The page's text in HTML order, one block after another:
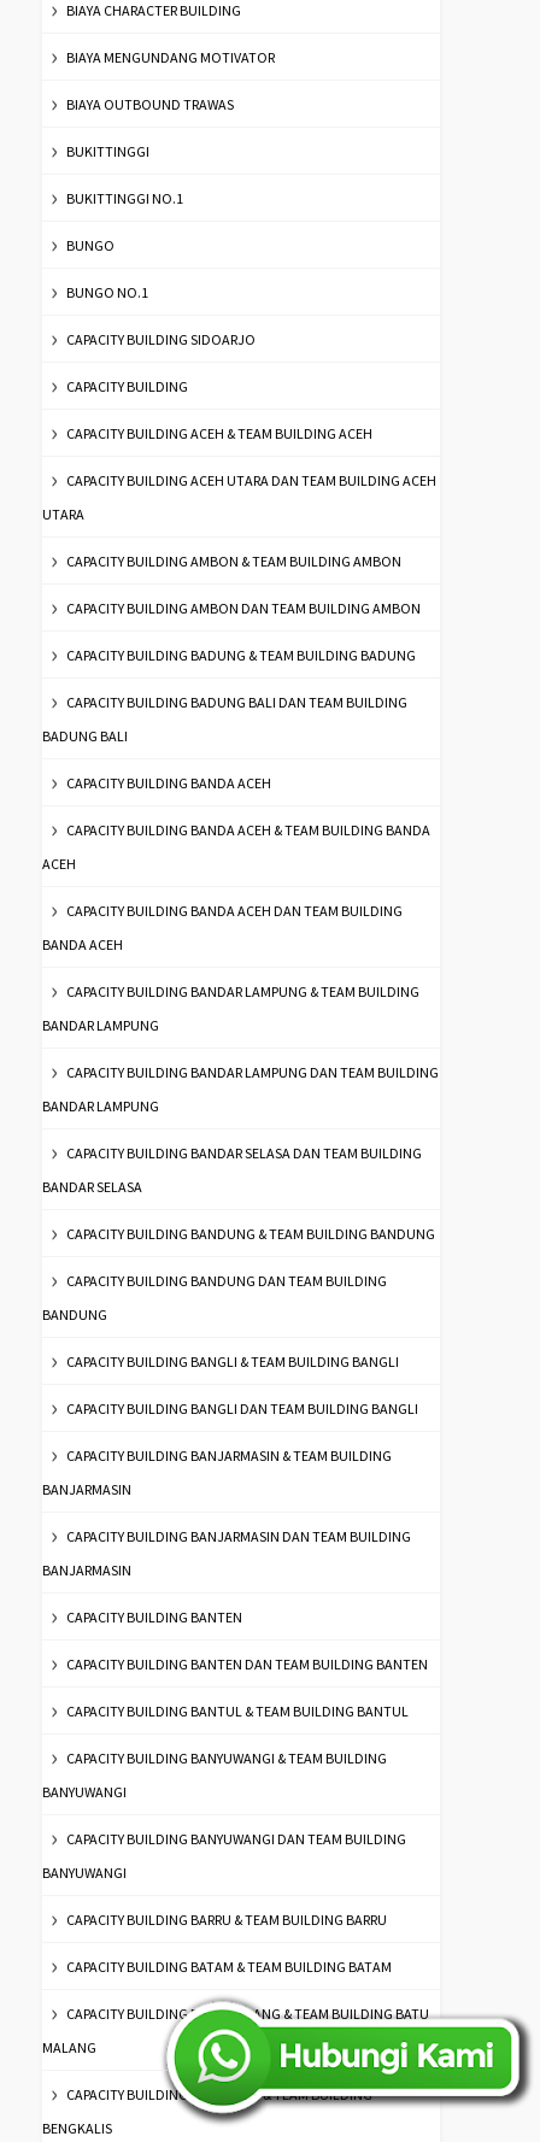
BIAYA CHARACTER BUILDING
BIAYA MENGUNDANG MOTIVATOR
BIAYA OUTBOUND TRAWAS
BUKITTINGGI
BUKITTINGGI NO.1
BUNGO
BUNGO NO.1
CAPACITY BUILDING SIDOARJO
CAPACITY BUILDING
CAPACITY BUILDING ACEH & TEAM BUILDING ACEH
CAPACITY BUILDING ACEH UTARA DAN TEAM BUILDING ACEH
UTARA
CAPACITY BUILDING AMBON & TEAM BUILDING AMBON
CAPACITY BUILDING AMBON DAN TEAM BUILDING AMBON
CAPACITY BUILDING BADUNG & TEAM BUILDING BADUNG
CAPACITY BUILDING BADUNG BALI DAN TEAM BUILDING
BADUNG BALI
CAPACITY BUILDING BANDA ACEH
CAPACITY BUILDING BANDA ACEH & TEAM BUILDING BANDA
ACEH
CAPACITY BUILDING BANDA ACEH DAN TEAM BUILDING
BANDA ACEH
CAPACITY BUILDING BANDAR LAMPUNG & TEAM BUILDING
BANDAR LAMPUNG
CAPACITY BUILDING BANDAR LAMPUNG DAN TEAM BUILDING
BANDAR LAMPUNG
CAPACITY BUILDING BANDAR SELASA DAN TEAM BUILDING
BANDAR SELASA
CAPACITY BUILDING BANDUNG & TEAM BUILDING BANDUNG
CAPACITY BUILDING BANDUNG DAN TEAM BUILDING
BANDUNG
CAPACITY BUILDING BANGLI & TEAM BUILDING BANGLI
CAPACITY BUILDING BANGLI DAN TEAM BUILDING BANGLI
CAPACITY BUILDING BANJARMASIN & TEAM BUILDING
BANJARMASIN
CAPACITY BUILDING BANJARMASIN DAN TEAM BUILDING
BANJARMASIN
CAPACITY BUILDING BANTEN
CAPACITY BUILDING BANTEN DAN TEAM BUILDING BANTEN
CAPACITY BUILDING BANTUL & TEAM BUILDING BANTUL
CAPACITY BUILDING BANYUWANGI & TEAM BUILDING
BANYUWANGI
CAPACITY BUILDING BANYUWANGI DAN TEAM BUILDING
BANYUWANGI
CAPACITY BUILDING BARRU & TEAM BUILDING BARRU
CAPACITY BUILDING BATAM & TEAM BUILDING BATAM
CAPACITY BUILDING BATU MALANG & TEAM BUILDING BATU
MALANG
CAPACITY BUILDING BENGKALIS & TEAM BUILDING
BENGKALIS